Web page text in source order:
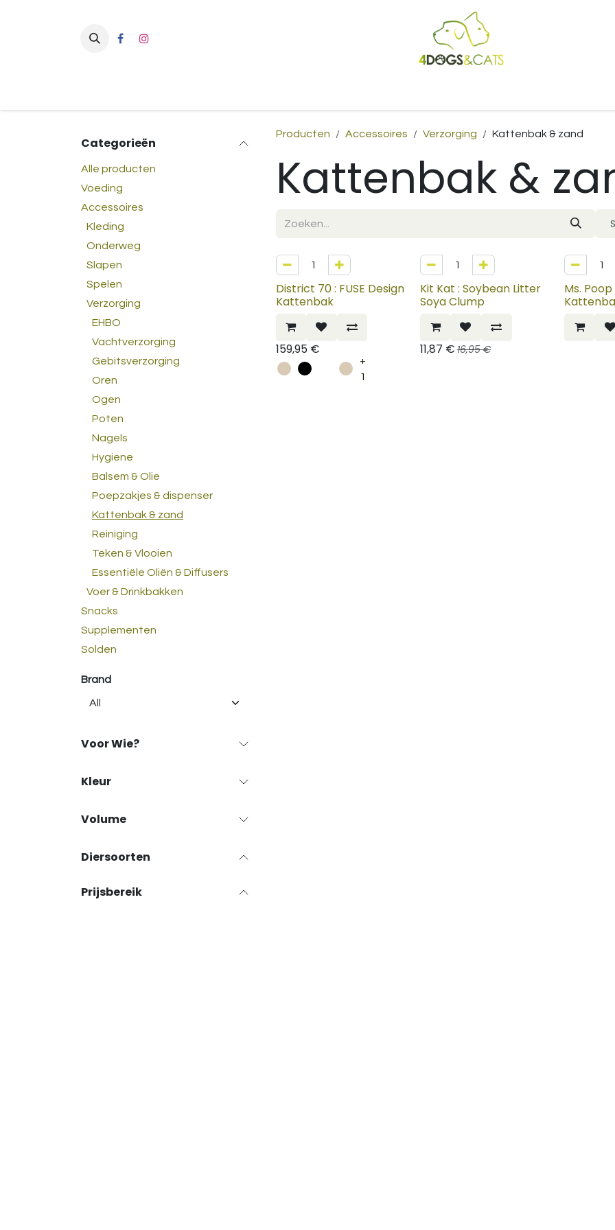
Categorieën
Alle producten
Voeding
Accessoires
Kleding
Onderweg
Slapen
Spelen
Verzorging
EHBO
Vachtverzorging
Gebitsverzorging
Oren
Ogen
Poten
Nagels
Hygiene
Balsem & Olie
Poepzakjes & dispenser
Kattenbak & zand
Reiniging
Teken & Vlooien
Essentiële Oliën & Diffusers
Voer & Drinkbakken
Snacks
Supplementen
Solden
Brand
Voor Wie?
Kleur
Volume
Diersoorten
Prijsbereik
Producten Accessoires Verzorging Kattenbak & zand
Kattenbak &
NIEUW
District 70 : FUSE Design
Kattenbak
159,95 €
+
1
30%
Kit Kat : Soybean Litter
Soya Clump
11,87 € 16,95€
Ms. Poop